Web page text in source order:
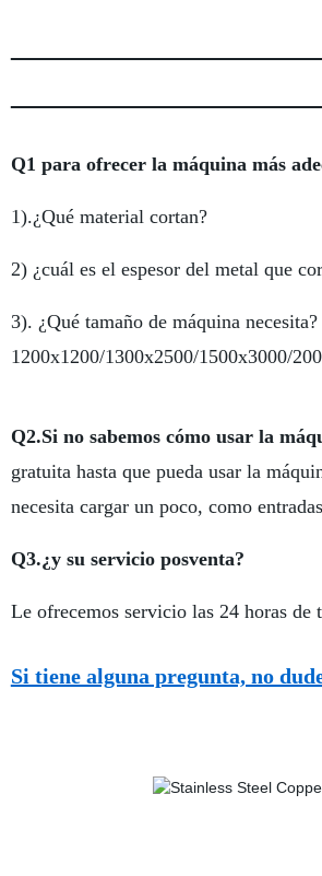
Q1 para ofrecer la máquina más
1).¿Qué material cortan?
2) ¿cuál es el espesor del metal que
3). ¿Qué tamaño de máquina
1200x1200/1300x2500/1500x3000/
Q2.Si no sabemos cómo usar la
gratuita hasta que pueda usar la
necesita cargar un poco, como
Q3.¿y su servicio posventa?
Le ofrecemos servicio las 24 horas
Si tiene alguna pregunta, no